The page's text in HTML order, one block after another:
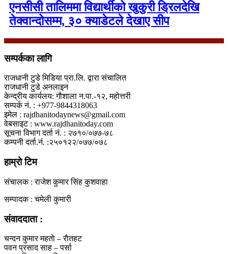
एनसीसी तालिममा विद्यार्थीको खुकुरी ड्रिलदेखि
तेक्वान्दोसम्म, ३० क्याडेटले देखाए सीप
सम्पर्कका लागि
राजधानी टुडे मिडिया प्रा.लि. द्वारा संचालित
राजधानी टुडे अनलाइन
केन्द्रीय कार्यलय: गौशाला न.पा.-१२, महोत्तरी
सम्पर्क नं. : +977-9844318063
इमेल : rajdhanitodaynews@gmail.com
वेबसाइट : www.rajdhanitoday.com
सूचना विभाग दर्ता नं. : २७१०/०७७-७८
कम्पनी दर्ता.नं. :२५०१२२/०७७/०७८
हाम्रो टिम
संचालक : राजेश कुमार सिंह कुशवाहा
सम्पादक : चमेली कुमारी
संवाददाता :
चन्दन कुमार महताे – राैतहट
पवन प्रसाद साह – पर्सा